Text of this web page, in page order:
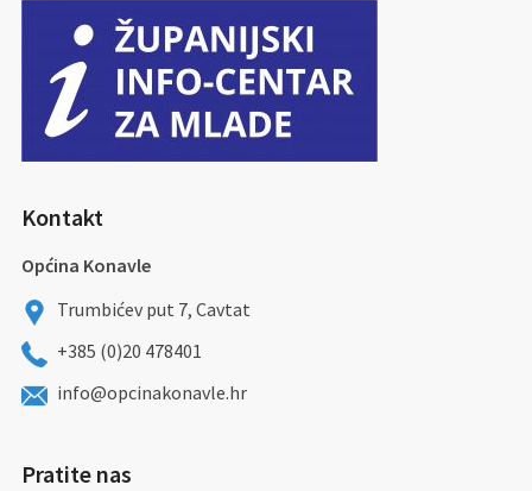
Kontakt
Općina Konavle
Trumbićev put 7, Cavtat
+385 (0)20 478401
info@opcinakonavle.hr
Pratite nas